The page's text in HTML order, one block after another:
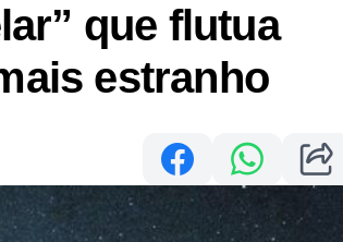
que flutua
estranho